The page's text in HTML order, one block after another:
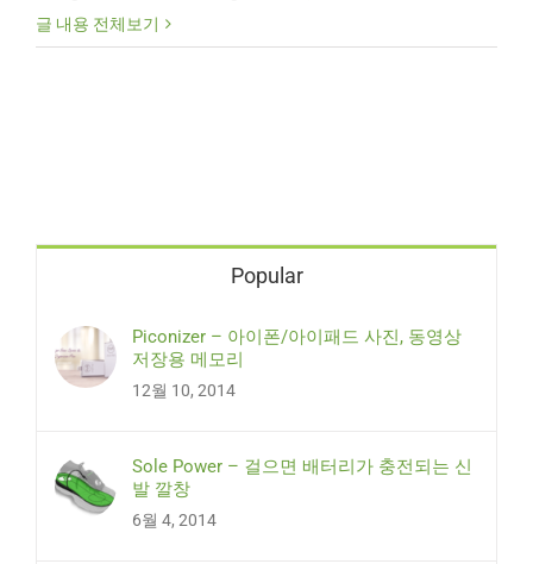
글 내용 전체보기
Popular
Piconizer – 아이폰/아이패드 사진, 동영상
저장용 메모리
12월 10, 2014
Sole Power – 걸으면 배터리가 충전되는 신
발 깔창
6월 4, 2014